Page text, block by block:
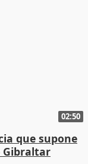
02:50
que supone
Gibraltar